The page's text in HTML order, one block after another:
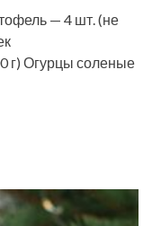
— 4 шт. (не
г) Огурцы соленые